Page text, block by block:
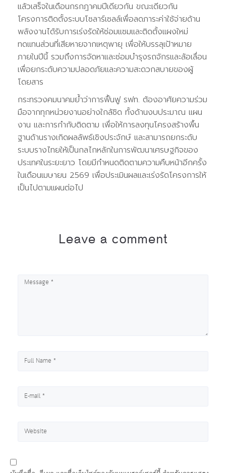
แล้วเสร็จในเดือนกรกฎาคมปีเดียวกัน ขณะเดียวกัน
โครงการติดตั้งระบบโซลาร์เซลล์เพื่อลดภาระค่าใช้จ่ายด้าน
พลังงานได้รับการเร่งรัดให้ซ่อมแซมและติดตั้งแผงใหม่
ทดแทนส่วนที่เสียหายจากเหตุพายุ เพื่อให้บรรลุเป้าหมาย
ภายในปีนี้ รวมถึงการจัดหาและซ่อมบำรุงรถจักรและล้อเลื่อน
เพื่อยกระดับความปลอดภัยและความสะดวกสบายของผู้
โดยสาร
กระทรวงคมนาคมย้ำว่าการฟื้นฟู รฟท. ต้องอาศัยความร่วม
มือจากทุกหน่วยงานอย่างใกล้ชิด ทั้งด้านงบประมาณ แผน
งาน และการกำกับติดตาม เพื่อให้การลงทุนโครงสร้างพื้น
ฐานด้านรางเกิดผลลัพธ์เชิงประจักษ์ และสามารถยกระดับ
ระบบรางไทยให้เป็นกลไกหลักในการพัฒนาเศรษฐกิจของ
ประเทศในระยะยาว โดยมีกำหนดติดตามความคืบหน้าอีกครั้ง
ในเดือนเมษายน 2569 เพื่อประเมินผลและเร่งรัดโครงการให้
เป็นไปตามแผนต่อไป
Leave a comment